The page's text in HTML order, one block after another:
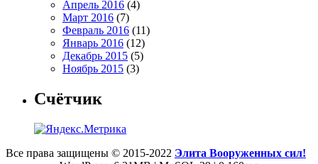
Апрель 2016 (4)
Март 2016 (7)
Февраль 2016 (11)
Январь 2016 (12)
Декабрь 2015 (5)
Ноябрь 2015 (3)
Счётчик
Все права защищены © 2015-2022 Элита Вооруженных сил!